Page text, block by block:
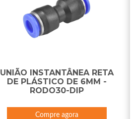
UNIÃO INSTANTÂNEA RETA
DE PLÁSTICO DE 6MM -
RODO30-DIP
Compre agora